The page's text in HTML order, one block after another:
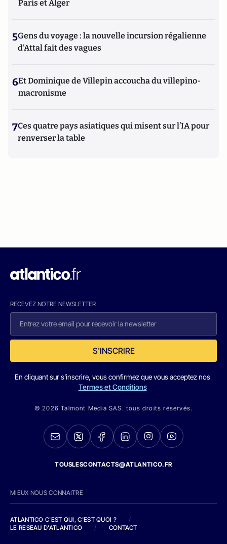
Paris et Alger
5Gens du voyage : la nouvelle incursion régalienne
d'Attal fait des vagues
6Et Dominique de Villepin accoucha du villepino-
macronisme
7Ces quatre pays asiatiques qui misent sur l’IA pour
renverser la table
RECEVEZ NOTRE NEWSLETTER
S'INSCRIRE
En cliquant sur s'inscrire, vous confirmez que vous acceptez nos
Termes et Conditions
© 2026 Talmont Media SAS. tous droits réservés.
TOUSLESCONTACTS@ATLANTICO.FR
MIEUX NOUS CONNAITRE
ATLANTICO C'EST QUI, C'EST QUOI ?
/
LE RESEAU D'ATLANTICO
/ CONTACT